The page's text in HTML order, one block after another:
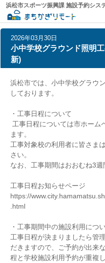
浜松市スポーツ振興課 施設予約シス
2026年03月30日
小中学校グラウンド照明
新)
浜松市では、小中学校グラウ
しております。
・工事日程について
工事日程については市ホーム
ます。
工事対象校の利用者に皆さま
さい。
なお、工事期間はおおむね3週
工事日程お知らせページ
https://
.html
・工事期間中の施設利用につ
工事日程が決まりましたら管
だきますので、ご予約が出来
程と学校施設利用予約が重複